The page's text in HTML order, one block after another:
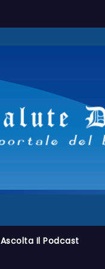
Ascolta Il Podcast